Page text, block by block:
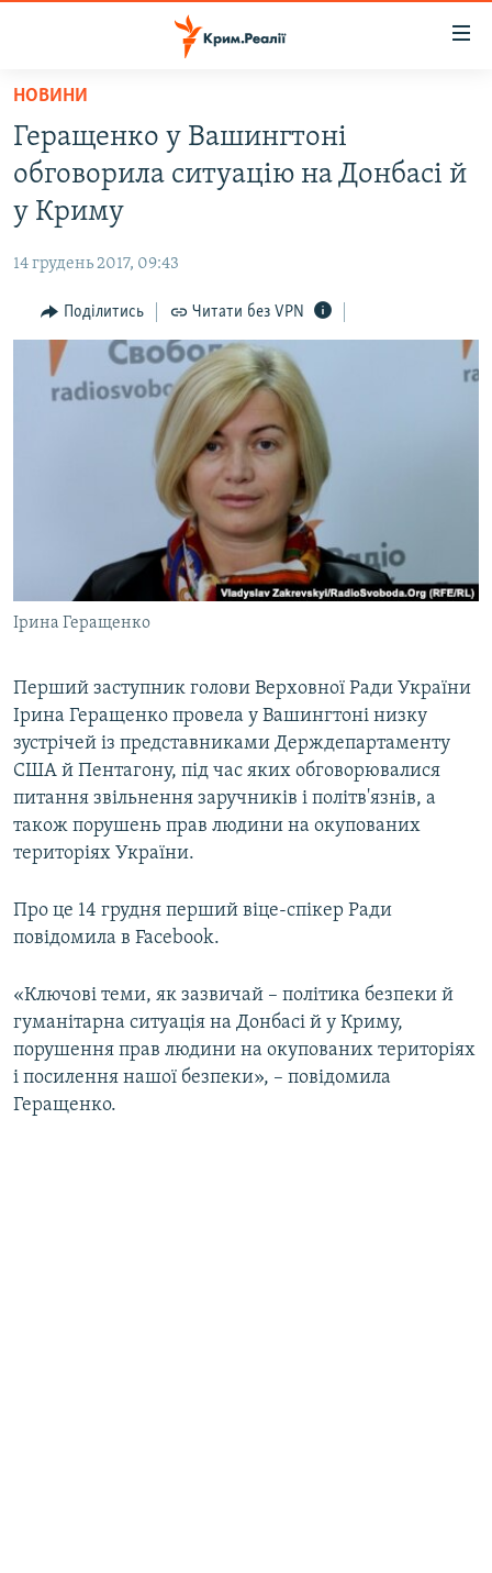
Перейти
основного
матеріалу
Перейти
до
основної
навігації
Перейти
до
пошуку
ВОДА.КРИМ
ВІДЕО ТА ФОТО
БЛОГИ
ПОГЛЯД
ІНТЕРВ'Ю
ВСЕ ЗА ДЕНЬ
ВІДЕОУРОКИ «ELIFBE»
СВІДЧЕННЯ ОКУПАЦІЇ
УКРАЇНСЬКА ПРОБЛЕМА КРИМУ
ІНФОГРАФІКА
ЯК ОБІЙТИ БЛОКУВАННЯ
Qırımtatar
ДОЛУЧАЙСЯ!
Усі сайти RFE/RL
НОВИНИ
Геращенко у Вашингтоні
обговорила ситуацію на Донбасі й
у Криму
14 грудень 2017, 09:43
Поділитись Читати без VPN
Ірина Геращенко
Перший заступник голови Верховної Ради України
Ірина Геращенко провела у Вашингтоні низку
зустрічей із представниками Держдепартаменту
США й Пентагону, під час яких обговорювалися
питання звільнення заручників і політв'язнів, а
також порушень прав людини на окупованих
територіях України.
Про це 14 грудня перший віце-спікер Ради
повідомила в Facebook.
«Ключові теми, як зазвичай – політика безпеки й
гуманітарна ситуація на Донбасі й у Криму,
порушення прав людини на окупованих територіях
і посилення нашої безпеки», – повідомила
Геращенко.